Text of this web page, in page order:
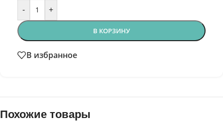
- +
В КОРЗИНУ
В избранное
Похожие товары